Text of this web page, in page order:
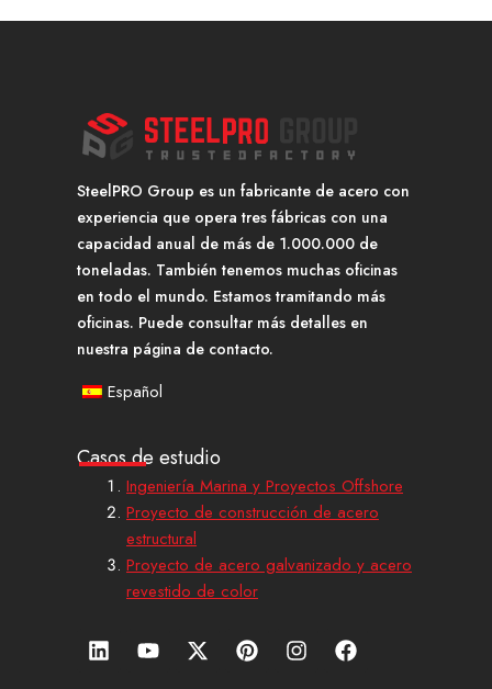
SteelPRO Group es un fabricante de acero con
experiencia que opera tres fábricas con una
capacidad anual de más de 1.000.000 de
toneladas. También tenemos muchas oficinas
en todo el mundo. Estamos tramitando más
oficinas. Puede consultar más detalles en
nuestra página de contacto.
Español
Casos de estudio
Ingeniería Marina y Proyectos Offshore
Proyecto de construcción de acero
estructural
Proyecto de acero galvanizado y acero
revestido de color
L
i
Y
o
X
-
P
i
I
n
F
a